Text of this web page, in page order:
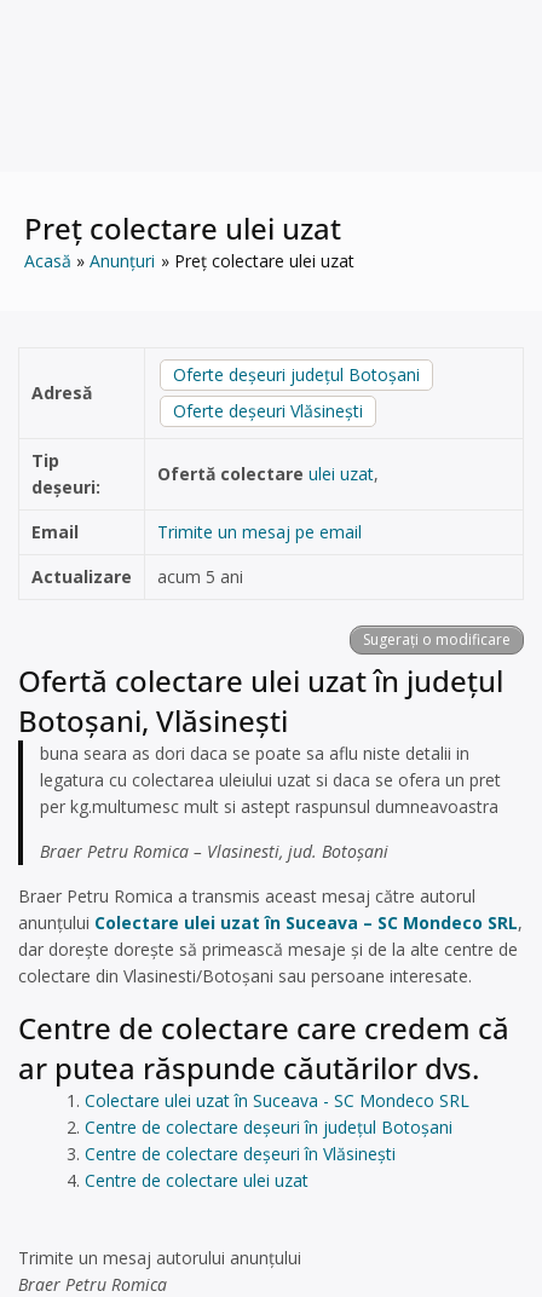
Preț colectare ulei uzat
Acasă Anunțuri Preț colectare ulei uzat
Adresă
Oferte deșeuri județul Botoșani
Oferte deșeuri Vlăsineşti
Tip
deșeuri:
Ofertă colectare ulei uzat,
Email
Trimite un mesaj pe email
Actualizare
acum 5 ani
Sugerați o modificare
Ofertă colectare ulei uzat în județul
Botoșani, Vlăsineşti
buna seara as dori daca se poate sa aflu niste detalii in
legatura cu colectarea uleiului uzat si daca se ofera un pret
per kg.multumesc mult si astept raspunsul dumneavoastra
Braer Petru Romica – Vlasinesti, jud. Botoșani
Braer Petru Romica a transmis aceast mesaj către autorul
anunțului Colectare ulei uzat în Suceava – SC Mondeco SRL,
dar dorește dorește să primească mesaje și de la alte centre de
colectare din Vlasinesti/Botoșani sau persoane interesate.
Centre de colectare care credem că
ar putea răspunde căutărilor dvs.
Colectare ulei uzat în Suceava - SC Mondeco SRL
Centre de colectare deșeuri în județul Botoșani
Centre de colectare deșeuri în Vlăsineşti
Centre de colectare ulei uzat
Trimite un mesaj autorului anunţului
Braer Petru Romica